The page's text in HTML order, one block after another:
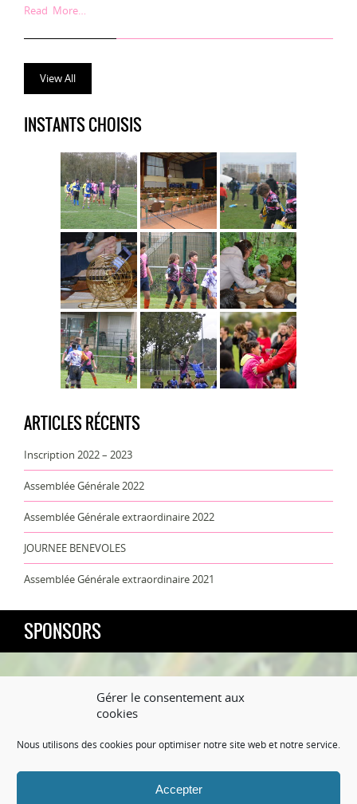
Gérer le consentement aux
cookies
Nous utilisons des cookies pour optimiser notre site web et notre service.
Accepter
Read More…
View All
INSTANTS CHOISIS
ARTICLES RÉCENTS
Inscription 2022 – 2023
Assemblée Générale 2022
Assemblée Générale extraordinaire 2022
JOURNEE BENEVOLES
Assemblée Générale extraordinaire 2021
SPONSORS